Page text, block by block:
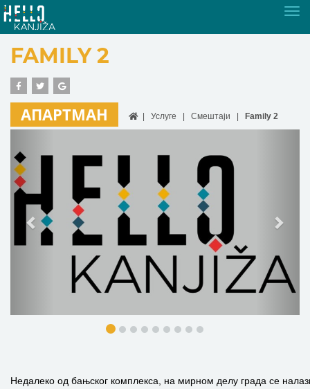
FAMILY 2
АПАРТМАН Услуге Смештаји Family 2
Недалеко од бањског комплекса, на мирном делу града се